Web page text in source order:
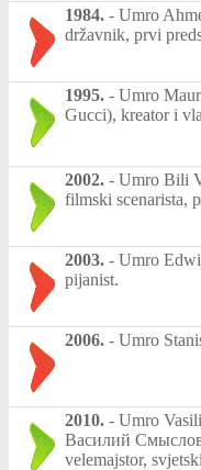
1984. - Umro
državnik, prvi
1995. - Umro
Gucci), kreator i
2002. - Umro Bili
filmski scenarista,
2003. - Umro
pijanist.
2006. - Umro
2010. - Umro
Василий
velemajstor,